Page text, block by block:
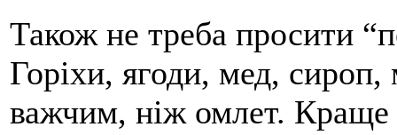
Також не треба просити
Горіхи, ягоди, мед,
важчим, ніж омлет. Краще